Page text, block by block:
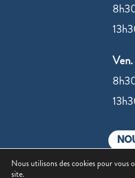
Ven.
Nous utilisons des cookies pour
site.